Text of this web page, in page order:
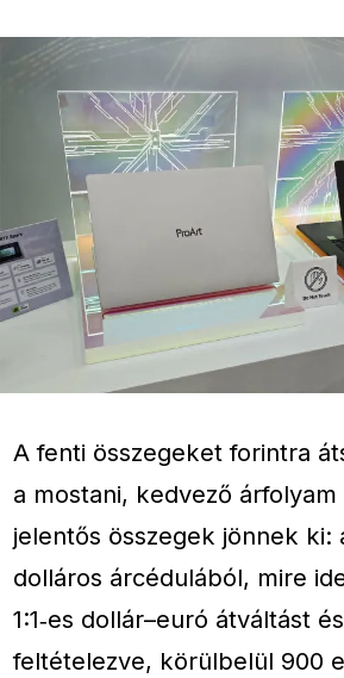
A fenti összegeket forintra
a mostani, kedvező
jelentős összegek jönnek ki:
dolláros árcédulából, mire
1:1‑es dollár–euró átváltást
feltételezve, körülbelül 900